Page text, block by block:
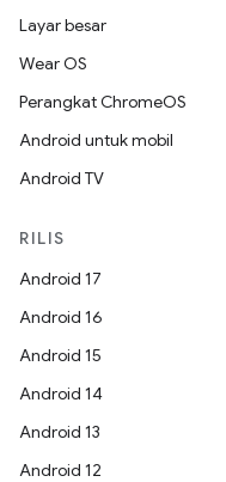
Layar besar
Wear OS
Perangkat ChromeOS
Android untuk mobil
Android TV
RILIS
Android 17
Android 16
Android 15
Android 14
Android 13
Android 12